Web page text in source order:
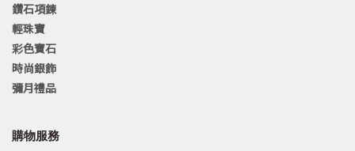
鑽石項鍊
輕珠寶
彩色寶石
時尚銀飾
彌月禮品
購物服務